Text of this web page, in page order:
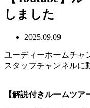
しました
2025.09.09
ユーディーホームチャ
スタッフチャンネルに
【解説付きルームツア